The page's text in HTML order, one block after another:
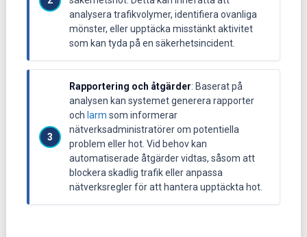
analysera trafikvolymer, identifiera ovanliga
mönster, eller upptäcka misstänkt aktivitet
som kan tyda på en säkerhetsincident.
Rapportering och åtgärder: Baserat på
analysen kan systemet generera rapporter
och larm som informerar
nätverksadministratörer om potentiella
problem eller hot. Vid behov kan
automatiserade åtgärder vidtas, såsom att
blockera skadlig trafik eller anpassa
nätverksregler för att hantera upptäckta hot.